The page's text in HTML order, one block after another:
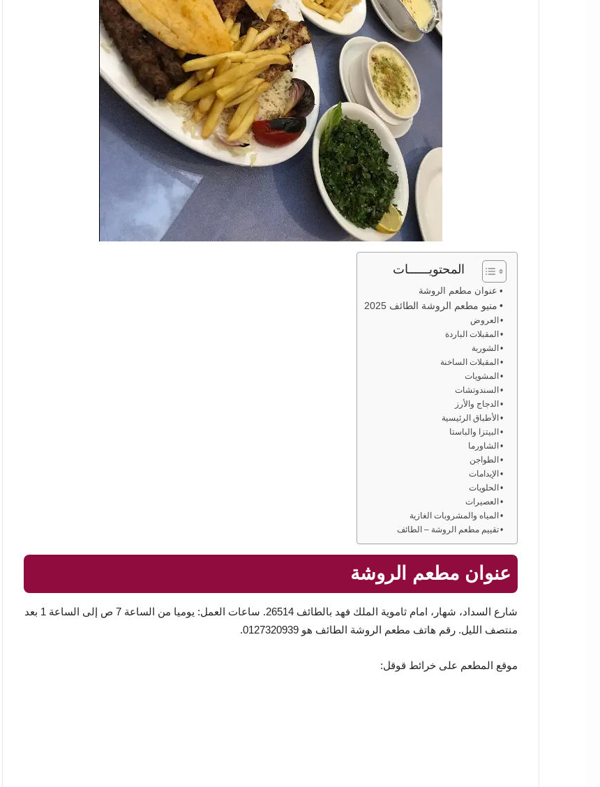
المحتويــــــات
عنوان مطعم الروشة
منيو مطعم الروشة الطائف 2025
العروض
المقبلات الباردة
الشوربة
المقبلات الساخنة
المشويات
السندوتشات
الدجاج والأرز
الأطباق الرئيسية
البيتزا والباستا
الشاورما
الطواجن
الإيدامات
الحلويات
العصيرات
المياه والمشروبات الغازية
تقييم مطعم الروشة – الطائف
عنوان مطعم الروشة
شارع السداد، شهار، امام ثاموية الملك فهد بالطائف 26514. ساعات العمل: يوميا من الساعة 7 ص إلى الساعة 1 بعد
منتصف الليل. رقم هاتف مطعم الروشة الطائف هو 0127320939.
موقع المطعم على خرائط قوقل: